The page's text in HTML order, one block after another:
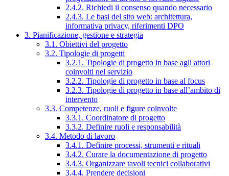
2.4.2. Richiedi il consenso quando necessario
2.4.3. Le basi del sito web: architettura,
informativa privacy, riferimenti DPO
3. Pianificazione, gestione e strategia
3.1. Obiettivi del progetto
3.2. Tipologie di progetti
3.2.1. Tipologie di progetto in base agli attori
coinvolti nel servizio
3.2.2. Tipologie di progetto in base al focus
3.2.3. Tipologie di progetto in base all’ambito di
intervento
3.3. Competenze, ruoli e figure coinvolte
3.3.1. Coordinatore di progetto
3.3.2. Definire ruoli e responsabilità
3.4. Metodo di lavoro
3.4.1. Definire processi, strumenti e rituali
3.4.2. Curare la documentazione di progetto
3.4.3. Organizzare tavoli tecnici collaborativi
3.4.4. Prendere decisioni